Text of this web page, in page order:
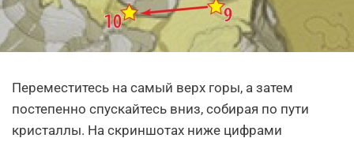
Переместитесь на самый верх горы, а затем
постепенно спускайтесь вниз, собирая по пути
кристаллы. На скриншотах ниже цифрами